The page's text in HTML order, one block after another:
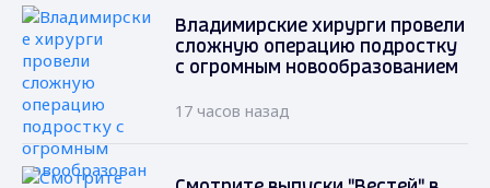
Владимирские хирурги провели
сложную операцию подростку
с огромным новообразованием
17 часов назад